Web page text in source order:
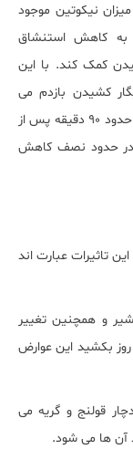
نیکوتین موجود
به کاهش استنشاق
کمک کند. با این
کشیدن بازدم می
شود، دلیلی برای جلوگیری از خوابیدن نوزاد است. حدود 90 دقیقه پس از
حدود نصف کاهش
تاثیرات عبارت اند
و همچنین تغییر
بکشید این عوارض
قولنج و گریه می
آن ها می شود.